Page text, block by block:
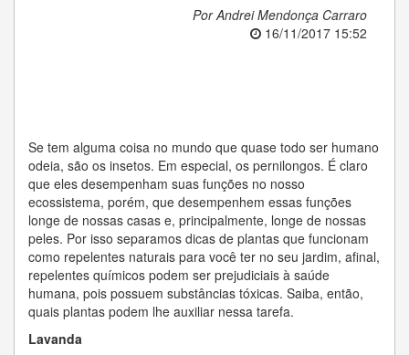
Por Andrei Mendonça Carraro
16/11/2017 15:52
Se tem alguma coisa no mundo que quase todo ser humano
odeia, são os insetos. Em especial, os pernilongos. É claro
que eles desempenham suas funções no nosso
ecossistema, porém, que desempenhem essas funções
longe de nossas casas e, principalmente, longe de nossas
peles. Por isso separamos dicas de plantas que funcionam
como repelentes naturais para você ter no seu jardim, afinal,
repelentes químicos podem ser prejudiciais à saúde
humana, pois possuem substâncias tóxicas. Saiba, então,
quais plantas podem lhe auxiliar nessa tarefa.
Lavanda